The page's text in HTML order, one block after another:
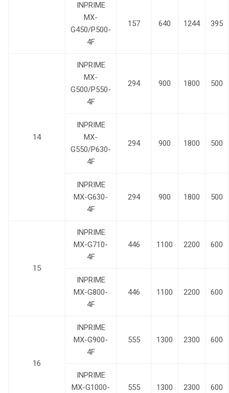
INPRIME
MX-
G450/P500-
4F
157 640 1244 395
14
INPRIME
MX-
G500/P550-
4F
294 900 1800 500
INPRIME
MX-
G550/P630-
4F
294 900 1800 500
INPRIME
MX-G630-
4F
294 900 1800 500
15
INPRIME
MX-G710-
4F
446 1100 2200 600
INPRIME
MX-G800-
4F
446 1100 2200 600
16
INPRIME
MX-G900-
4F
555 1300 2300 600
INPRIME
MX-G1000-
555 1300 2300 600